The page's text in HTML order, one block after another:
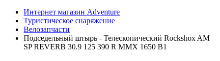
Интернет магазин Adventure
Туристическое снаряжение
Велозапчасти
Подседельный штырь - Телескопический Rockshox AM
SP REVERB 30.9 125 390 R MMX 1650 B1